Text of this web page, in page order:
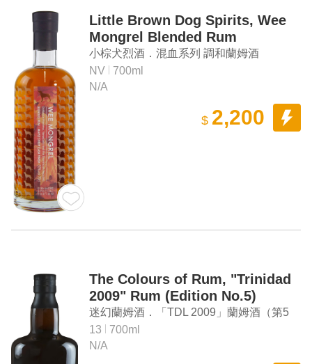
Little Brown Dog Spirits, Wee
Mongrel Blended Rum
小棕犬烈酒．混血系列 調和蘭姆酒
NV
700ml
N/A
$ 2,200
The Colours of Rum, "Trinidad
2009" Rum (Edition No.5)
迷幻蘭姆酒．「TDL 2009」蘭姆酒（第5
版）
13
700ml
N/A